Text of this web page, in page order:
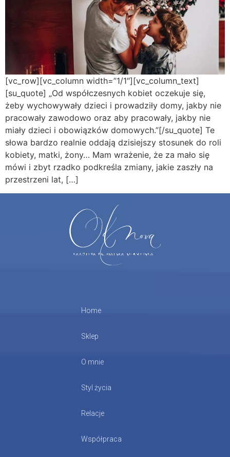
[vc_row][vc_column width=”1/1″][vc_column_text]
[su_quote] „Od współczesnych kobiet oczekuje się,
żeby wychowywały dzieci i prowadziły domy, jakby nie
pracowały zawodowo oraz aby pracowały, jakby nie
miały dzieci i obowiązków domowych.”[/su_quote] Te
słowa bardzo realnie oddają dzisiejszy stosunek do roli
kobiety, matki, żony… Mam wrażenie, że za mało się
mówi i zbyt rzadko podkreśla zmiany, jakie zaszły na
przestrzeni lat, […]
Home
Sklep
O mnie
Styl życia
Relacje
Współpraca